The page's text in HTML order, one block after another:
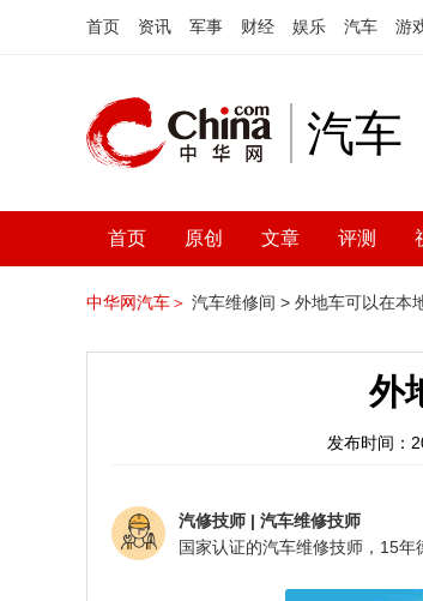
首页 资讯 军事 财经 娱乐 汽车 游
汽车
首页 原创 文章 评测
中华网汽车＞ 汽车维修间 > 外地车可以在本
外
发布时间：
汽修技师 | 汽车维修技师